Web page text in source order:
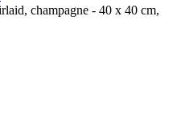
champagne - 40 x 40 cm,